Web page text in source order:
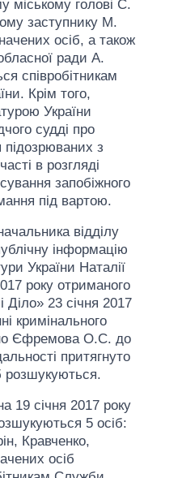
міському голові С.
заступнику М.
осіб, а також
ради А.
співробітникам
Крім того,
України
судді про
підозрюваних з
в розгляді
запобіжного
під вартою.
відділу
інформацію
України Наталії
року отриманого
Діло» 23 січня 2017
кримінального
Єфремова О.С. до
притягнуто
розшукуються.
січня 2017 року
5 осіб:
Кравченко,
осіб